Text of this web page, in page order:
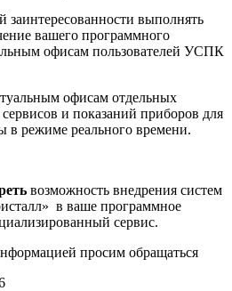
заинтересованности выполнять
вашего программного
офисам пользователей УСПК
офисам отдельных
и показаний приборов для
в режиме реального времени.
возможность внедрения систем
в ваше программное
сервис.
просим обращаться